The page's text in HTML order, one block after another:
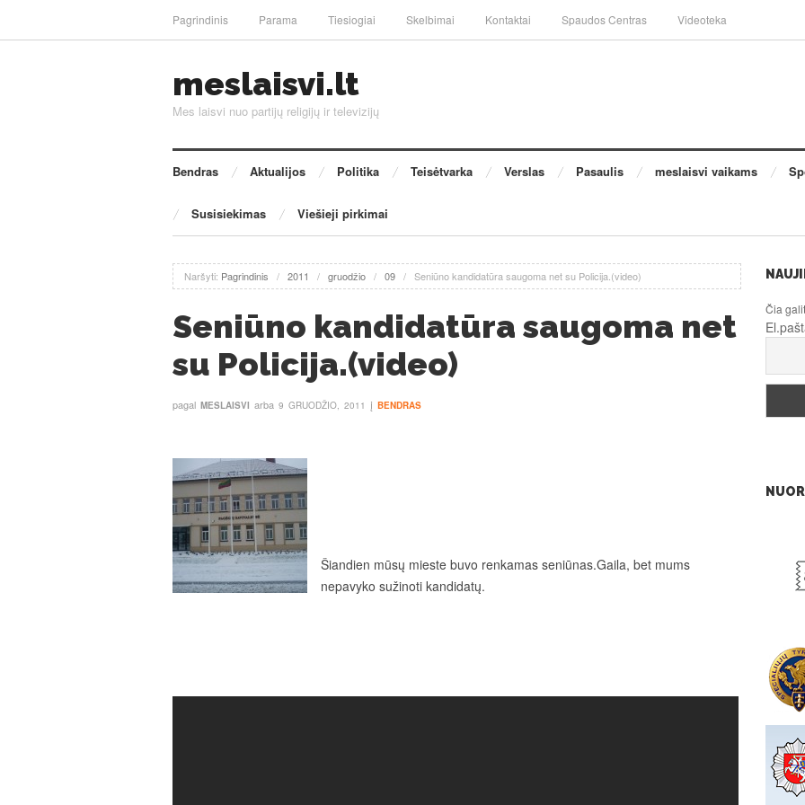
Pagrindinis Parama Tiesiogiai Skelbimai Kontaktai Spaudos Centras Videoteka
meslaisvi.lt
Mes laisvi nuo partijų religijų ir televizijų
Bendras Aktualijos Politika Teisėtvarka Verslas Pasaulis meslaisvi vaikams
Susisiekimas Viešieji pirkimai
Naršyti: Pagrindinis / 2011 / gruodžio / 09 / Seniūno kandidatūra saugoma net su Policija.(video)
Seniūno kandidatūra saugoma net
su Policija.(video)
pagal MESLAISVI arba 9 GRUODŽIO, 2011 į BENDRAS
Šiandien mūsų mieste buvo renkamas seniūnas.Gaila, bet mums
nepavyko sužinoti kandidatų.
Čia